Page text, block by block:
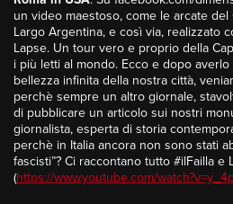
un video maestoso, come le arcate
Largo Argentina, e così via, realizzato
Lapse. Un tour vero e proprio della
i più letti al mondo. Ecco e dopo
bellezza infinita della nostra città,
perchè sempre un altro giornale,
di pubblicare un articolo sui nostri
giornalista, esperta di storia
perchè in Italia ancora non sono stati
fascisti”? Ci raccontano tutto #ilFailla e
(https://www.youtube.com/